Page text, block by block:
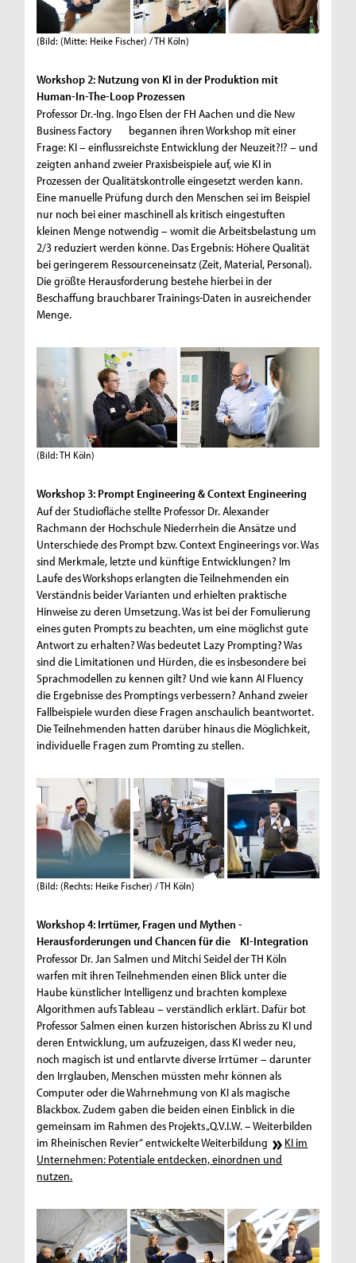
(Bild: (Mitte: Heike Fischer) / TH Köln)
Workshop 2: Nutzung von KI in der Produktion mit
Human-In-The-Loop Prozessen
Professor Dr.-Ing. Ingo Elsen der FH Aachen und die New
Business Factory begannen ihren Workshop mit einer
Frage: KI – einflussreichste Entwicklung der Neuzeit?!? – und
zeigten anhand zweier Praxisbeispiele auf, wie KI in
Prozessen der Qualitätskontrolle eingesetzt werden kann.
Eine manuelle Prüfung durch den Menschen sei im Beispiel
nur noch bei einer maschinell als kritisch eingestuften
kleinen Menge notwendig – womit die Arbeitsbelastung um
2/3 reduziert werden könne. Das Ergebnis: Höhere Qualität
bei geringerem Ressourceneinsatz (Zeit, Material, Personal).
Die größte Herausforderung bestehe hierbei in der
Beschaffung brauchbarer Trainings-Daten in ausreichender
Menge.
(Bild: TH Köln)
Workshop 3: Prompt Engineering & Context Engineering
Auf der Studiofläche stellte Professor Dr. Alexander
Rachmann der Hochschule Niederrhein die Ansätze und
Unterschiede des Prompt bzw. Context Engineerings vor. Was
sind Merkmale, letzte und künftige Entwicklungen? Im
Laufe des Workshops erlangten die Teilnehmenden ein
Verständnis beider Varianten und erhielten praktische
Hinweise zu deren Umsetzung. Was ist bei der Fomulierung
eines guten Prompts zu beachten, um eine möglichst gute
Antwort zu erhalten? Was bedeutet Lazy Prompting? Was
sind die Limitationen und Hürden, die es insbesondere bei
Sprachmodellen zu kennen gilt? Und wie kann AI Fluency
die Ergebnisse des Promptings verbessern? Anhand zweier
Fallbeispiele wurden diese Fragen anschaulich beantwortet.
Die Teilnehmenden hatten darüber hinaus die Möglichkeit,
individuelle Fragen zum Promting zu stellen.
(Bild: (Rechts: Heike Fischer) / TH Köln)
Workshop 4: Irrtümer, Fragen und Mythen -
Herausforderungen und Chancen für die KI-Integration
Professor Dr. Jan Salmen und Mitchi Seidel der TH Köln
warfen mit ihren Teilnehmenden einen Blick unter die
Haube künstlicher Intelligenz und brachten komplexe
Algorithmen aufs Tableau – verständlich erklärt. Dafür bot
Professor Salmen einen kurzen historischen Abriss zu KI und
deren Entwicklung, um aufzuzeigen, dass KI weder neu,
noch magisch ist und entlarvte diverse Irrtümer – darunter
den Irrglauben, Menschen müssten mehr können als
Computer oder die Wahrnehmung von KI als magische
Blackbox. Zudem gaben die beiden einen Einblick in die
gemeinsam im Rahmen des Projekts „Q.V.I.W. – Weiterbilden
im Rheinischen Revier“ entwickelte Weiterbildung
KI im
Unternehmen: Potentiale entdecken, einordnen und
nutzen.